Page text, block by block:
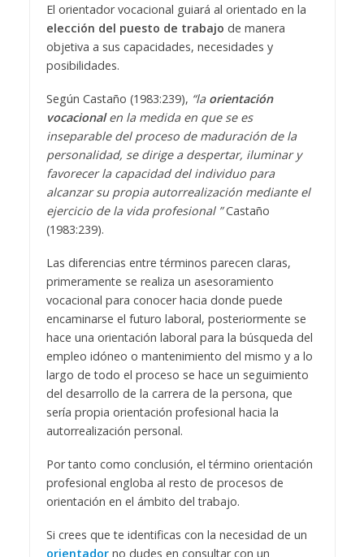
El orientador vocacional guiará al orientado en la
elección del puesto de trabajo de manera
objetiva a sus capacidades, necesidades y
posibilidades.
Según Castaño (1983:239), “laorientación
vocacionalen la medida en que se es
inseparable del proceso de maduración de la
personalidad, se dirige a despertar, iluminar y
favorecer la capacidad del individuo para
alcanzar su propia autorrealización mediante el
ejercicio de la vida profesional ”Castaño
(1983:239).
Las diferencias entre términos parecen claras,
primeramente se realiza un asesoramiento
vocacional para conocer hacia donde puede
encaminarse el futuro laboral, posteriormente se
hace una orientación laboral para la búsqueda del
empleo idóneo o mantenimiento del mismo y a lo
largo de todo el proceso se hace un seguimiento
del desarrollo de la carrera de la persona, que
sería propia orientación profesional hacia la
autorrealización personal.
Por tanto como conclusión, el término orientación
profesional engloba al resto de procesos de
orientación en el ámbito del trabajo.
Si crees que te identificas con la necesidad de un
orientador no dudes en consultar con un